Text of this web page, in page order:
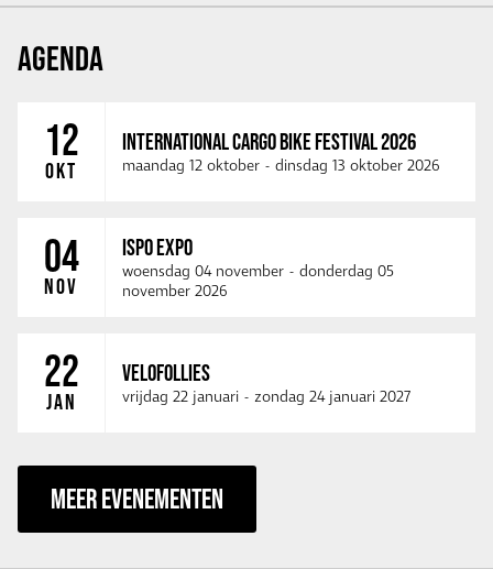
AGENDA
12
OKT
INTERNATIONAL CARGO BIKE FESTIVAL 2026
maandag 12 oktober - dinsdag 13 oktober 2026
04
NOV
ISPO EXPO
woensdag 04 november - donderdag 05
november 2026
22
JAN
VELOFOLLIES
vrijdag 22 januari - zondag 24 januari 2027
MEER EVENEMENTEN